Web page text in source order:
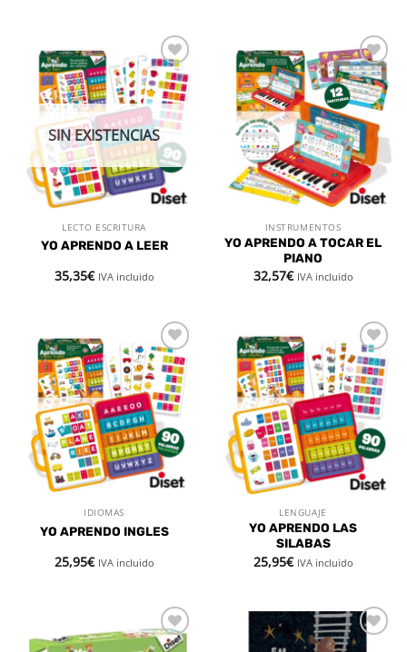
Añadir
a la
lista de
deseos
SIN EXISTENCIAS
LECTO ESCRITURA
YO APRENDO A LEER
35,35€ IVA incluido
Añadir
a la
lista de
deseos
INSTRUMENTOS
YO APRENDO A TOCAR EL
PIANO
32,57€ IVA incluido
Añadir
a la
lista de
deseos
IDIOMAS
YO APRENDO INGLES
25,95€ IVA incluido
Añadir
a la
lista de
deseos
LENGUAJE
YO APRENDO LAS
SILABAS
25,95€ IVA incluido
Añadir
Añadir